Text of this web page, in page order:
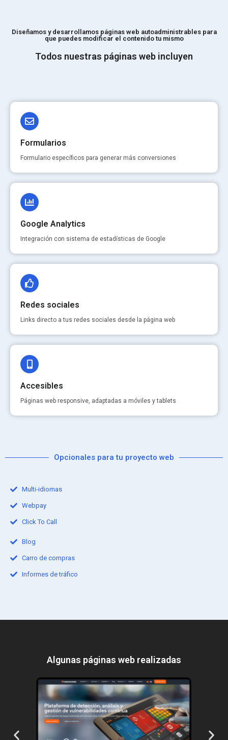
Diseñamos y desarrollamos páginas web autoadministrables para
que puedes modificar el contenido tu mismo
Todos nuestras páginas web incluyen
Formularios
Formulario específicos para generar más conversiones
Google Analytics
Integración con sistema de estadísticas de Google
Redes sociales
Links directo a tus redes sociales desde la página web
Accesibles
Páginas web responsive, adaptadas a móviles y tablets
Opcionales para tu proyecto web
Multi-idiomas
Webpay
Click To Call
Blog
Carro de compras
Informes de tráfico
Algunas páginas web​ realizadas